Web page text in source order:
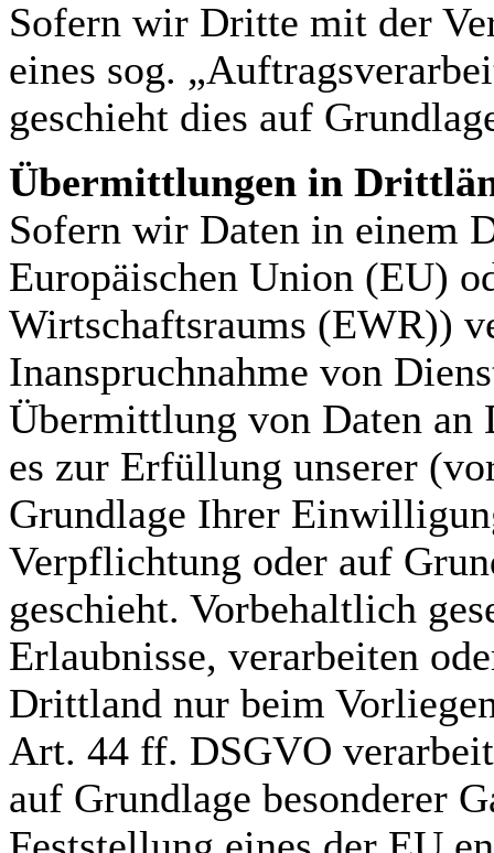
Sofern wir Dritte mit der
eines sog.
geschieht dies auf
Übermittlungen in
Sofern wir Daten in einem
Europäischen Union (EU)
Wirtschaftsraums (EWR))
Inanspruchnahme von
Übermittlung von Daten an
es zur Erfüllung unserer
Grundlage Ihrer
Verpflichtung oder auf
geschieht. Vorbehaltlich
Erlaubnisse, verarbeiten
Drittland nur beim
Art. 44 ff. DSGVO
auf Grundlage besonderer